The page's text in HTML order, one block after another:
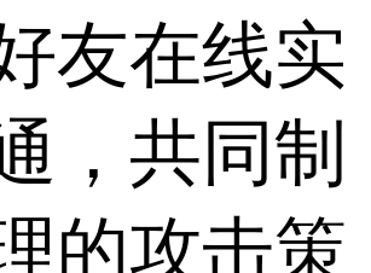
友在线实
，共同制
的攻击策